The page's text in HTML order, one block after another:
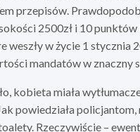
przepisów.
2500zł i 10
weszły w życie 1 stycznia
mandatów w znaczny
kobieta miała
powiedziała policjantom,
Rzeczywiście –